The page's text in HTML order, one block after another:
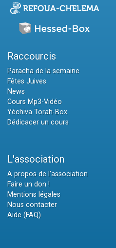
Raccourcis
Paracha de la semaine
Fêtes Juives
News
Cours Mp3-Vidéo
Yéchiva Torah-Box
Dédicacer un cours
L'association
A propos de l'association
Faire un don !
Mentions légales
Nous contacter
Aide (FAQ)